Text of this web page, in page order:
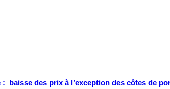
baisse des prix à l’exception des côtes de